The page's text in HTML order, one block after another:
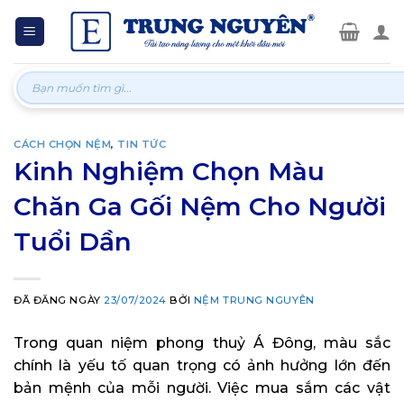
Tìm
kiếm:
CÁCH CHỌN NỆM, TIN TỨC
Kinh Nghiệm Chọn Màu
Chăn Ga Gối Nệm Cho Người
Tuổi Dần
ĐÃ ĐĂNG NGÀY23/07/2024 BỞI NỆM TRUNG NGUYÊN
Trong quan niệm phong thuỷ Á Đông, màu sắc
chính là yếu tố quan trọng có ảnh hưởng lớn đến
bản mệnh của mỗi người. Việc mua sắm các vật